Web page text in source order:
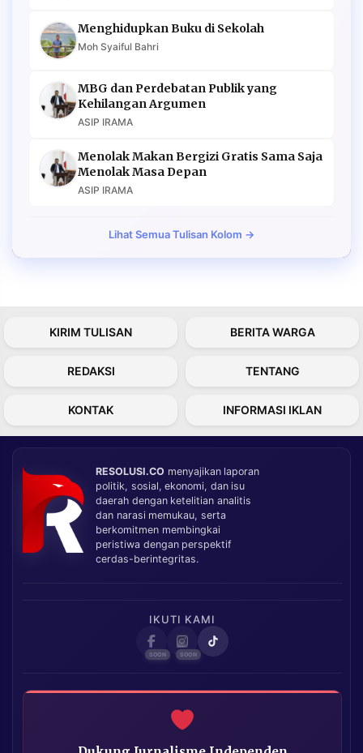
Menghidupkan Buku di Sekolah
Moh Syaiful Bahri
MBG dan Perdebatan Publik yang
Kehilangan Argumen
ASIP IRAMA
Menolak Makan Bergizi Gratis Sama Saja
Menolak Masa Depan
ASIP IRAMA
Lihat Semua Tulisan Kolom →
KIRIM TULISAN BERITA WARGA
REDAKSI TENTANG
KONTAK INFORMASI IKLAN
RESOLUSI.CO menyajikan laporan
politik, sosial, ekonomi, dan isu
daerah dengan ketelitian analitis
dan narasi memukau, serta
berkomitmen membingkai
peristiwa dengan perspektif
cerdas-berintegritas.
IKUTI KAMI